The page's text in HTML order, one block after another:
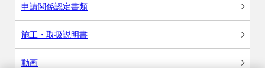
申請関係認定書類
施工・取扱説明書
動画